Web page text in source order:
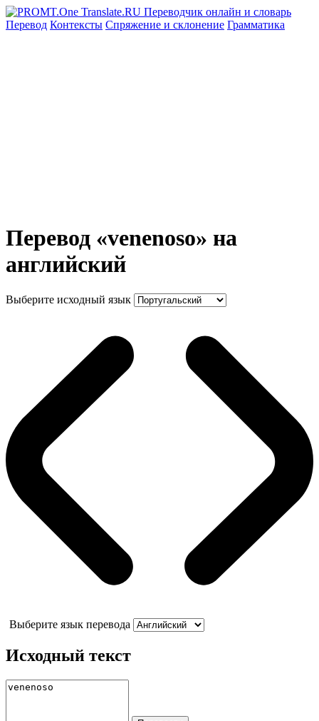
Перевод Контексты Спряжение и склонение Грамматика
Перевод «venenoso» на
английский
Выберите исходный язык
Выберите язык перевода
Исходный текст